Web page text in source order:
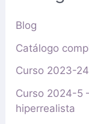
Blog
Catálogo
Curso 2023-
Curso 2024-5
hiperrealista